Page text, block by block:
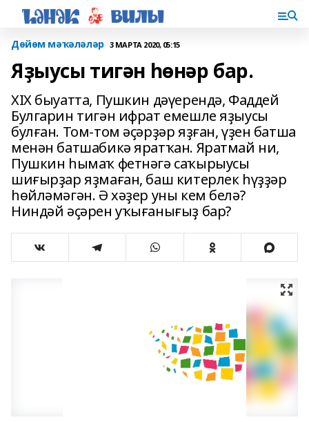
Дөйөм мәҡәләләр 3 МАРТА 2020, 05:15
Яҙыусы тигән һөнәр бар.
ХIХ быуатта, Пушкин дәүерендә, Фаддей
Булгарин тигән ифрат емешле яҙыусы
булған. Том-том әҫәрҙәр яҙған, үҙен батша
менән батшабикә яратҡан. Яратмай ни,
Пушкин һымаҡ фетнәгә саҡырыусы
шиғырҙар яҙмаған, баш китерлек һүҙҙәр
һөйләмәгән. Ә хәҙер уны кем белә?
Ниндәй әҫәрен уҡығанығыҙ бар?